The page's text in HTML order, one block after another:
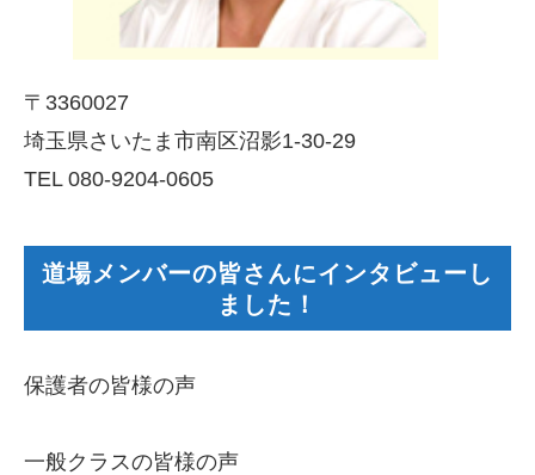
〒3360027
埼玉県さいたま市南区沼影1-30-29
TEL 080-9204-0605
道場メンバーの皆さんにインタビューし
ました！
保護者の皆様の声
一般クラスの皆様の声